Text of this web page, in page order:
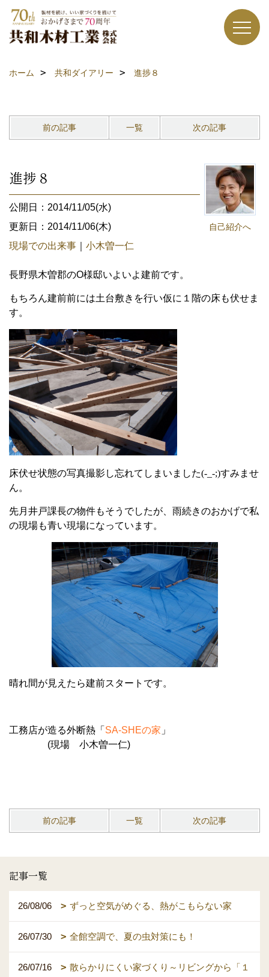
ホーム 共和ダイアリー 進捗８
前の記事 一覧 次の記事
自己紹介へ
進捗８
公開日：2014/11/05(水)
更新日：2014/11/06(木)
現場での出来事
小木曽一仁
長野県木曽郡のO様邸いよいよ建前です。
もちろん建前前には土台敷きを行い仮に１階の床も伏せま
す。
床伏せ状態の写真撮影し忘れてしまいました(-_-;)すみませ
ん。
先月井戸課長の物件もそうでしたが、雨続きのおかげで私
の現場も青い現場になっています。
晴れ間が見えたら建前スタートです。
工務店が造る外断熱「 SA-SHEの家 」
(現場 小木曽一仁)
前の記事 一覧 次の記事
記事一覧
26/08/06 ずっと空気がめぐる、熱がこもらない家
26/07/30 全館空調で、夏の虫対策にも！
26/07/16
散らかりにくい家づくり～リビングから「１